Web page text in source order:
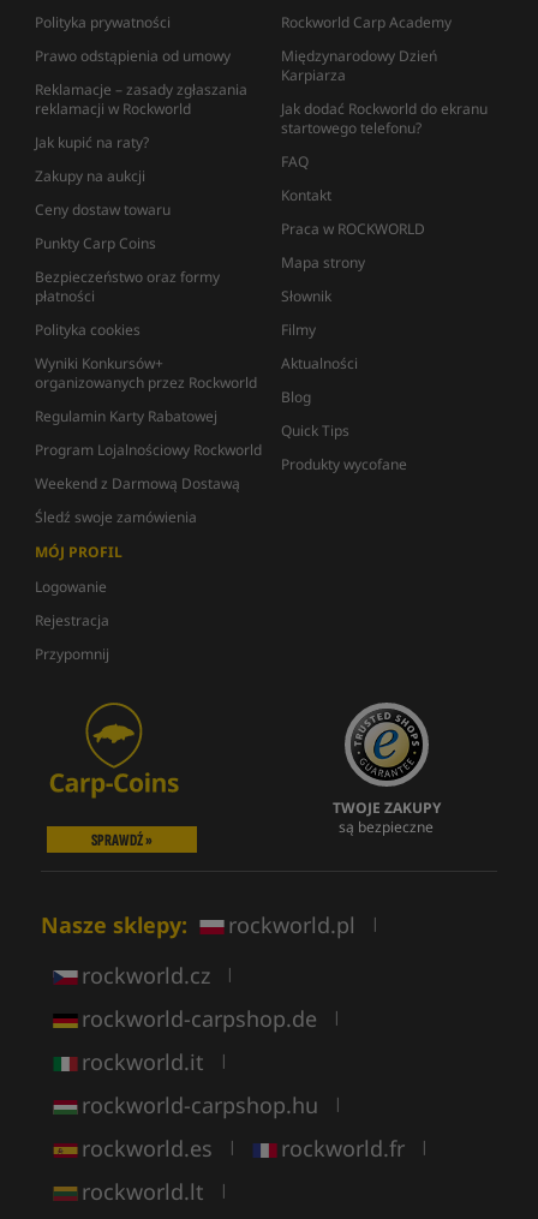
Polityka prywatności
Prawo odstąpienia od umowy
Reklamacje – zasady zgłaszania
reklamacji w Rockworld
Jak kupić na raty?
Zakupy na aukcji
Ceny dostaw towaru
Punkty Carp Coins
Bezpieczeństwo oraz formy
płatności
Polityka cookies
Wyniki Konkursów+
organizowanych przez Rockworld
Regulamin Karty Rabatowej
Program Lojalnościowy Rockworld
Weekend z Darmową Dostawą
Śledź swoje zamówienia
Rockworld Carp Academy
Międzynarodowy Dzień
Karpiarza
Jak dodać Rockworld do ekranu
startowego telefonu?
FAQ
Kontakt
Praca w ROCKWORLD
Mapa strony
Słownik
Filmy
Aktualności
Blog
Quick Tips
Produkty wycofane
MÓJ PROFIL
Logowanie
Rejestracja
Przypomnij
SPRAWDŹ »
TWOJE ZAKUPY
są bezpieczne
Nasze sklepy: rockworld.pl |
rockworld.cz |
rockworld-carpshop.de |
rockworld.it |
rockworld-carpshop.hu |
rockworld.es | rockworld.fr |
rockworld.lt |